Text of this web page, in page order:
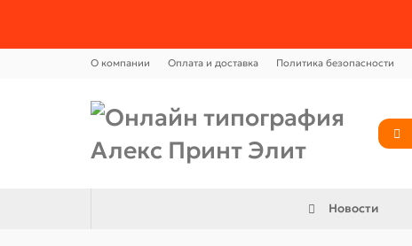
О компании Оплата и доставка Политика безопасности
Новости